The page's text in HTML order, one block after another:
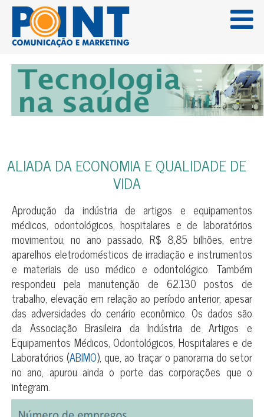
Menu
PÁGINA 1
PÁGINA 2
PÁGINA 3
PÁGINA 4
CONTATO
ALIADA DA ECONOMIA E QUALIDADE DE
VIDA
Aprodução da indústria de artigos e equipamentos
médicos, odontológicos, hospitalares e de laboratórios
movimentou, no ano passado, R$ 8,85 bilhões, entre
aparelhos eletrodomésticos de irradiação e instrumentos
e materiais de uso médico e odontológico. Também
respondeu pela manutenção de 62.130 postos de
trabalho, elevação em relação ao período anterior, apesar
das adversidades do cenário econômico. Os dados são
da Associação Brasileira da Indústria de Artigos e
Equipamentos Médicos, Odontológicos, Hospitalares e de
Laboratórios (ABIMO), que, ao traçar o panorama do setor
no ano, apurou ainda o porte das corporações que o
integram.